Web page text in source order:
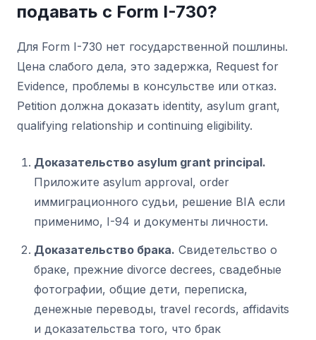
подавать с Form I-730?
Для Form I-730 нет государственной пошлины.
Цена слабого дела, это задержка, Request for
Evidence, проблемы в консульстве или отказ.
Petition должна доказать identity, asylum grant,
qualifying relationship и continuing eligibility.
Доказательство asylum grant principal.
Приложите asylum approval, order
иммиграционного судьи, решение BIA если
применимо, I-94 и документы личности.
Доказательство брака. Свидетельство о
браке, прежние divorce decrees, свадебные
фотографии, общие дети, переписка,
денежные переводы, travel records, affidavits
и доказательства того, что брак